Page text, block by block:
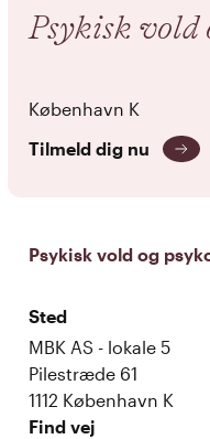
Psykisk vold
København K
Tilmeld dig nu
Psykisk vold og
Sted
MBK AS - lokale 5
Pilestræde 61
1112 København K
Find vej